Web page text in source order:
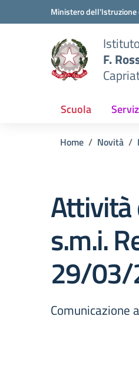
Vai ai contenuti
Vai al menu di navigazione
Ministero dell'Istruzione
F.
Scuola
Home Novità
Attività
s.m.i.
29/
Comunicazione